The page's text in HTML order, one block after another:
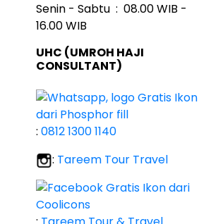
Senin - Sabtu : 08.00 WIB -
16.00 WIB
UHC (UMROH HAJI
CONSULTANT)
: 0812 1300 1140
: Tareem Tour Travel